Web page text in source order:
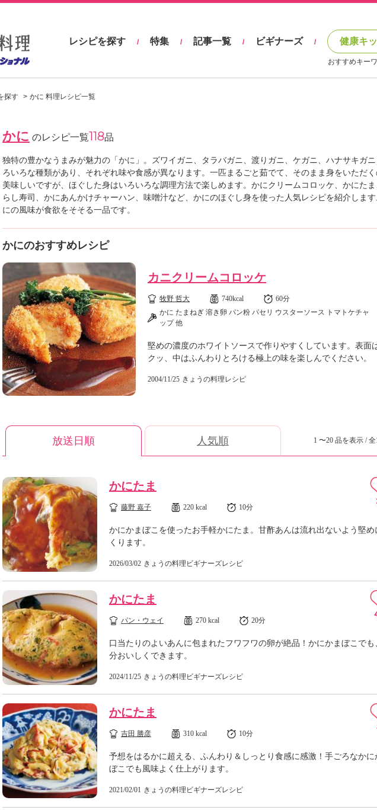
し
シ
を
見
つ
け
よ
N
エ
デ
ュ
ケ
ー
シ
ョ
ナ
ル
「
う
の
料
理
レシピを探す / 特集 / 記事一覧 / ビギナーズ / 健康キ
おすすめキー
探す かに 料理レシピ一覧
かに のレシピ一覧118品
独特の豊かなうまみが魅力の「かに」。ズワイガニ、タラバガニ、渡りガニ、ケガニ、ハナサキガ
ろいろな種類があり、それぞれ味や食感が異なります。一匹まるごと茹でて、そのまま身をいただく
美味しいですが、ほぐした身はいろいろな調理方法で楽しめます。かにクリームコロッケ、かにたま
らし寿司、かにあんかけチャーハン、味噌汁など、かにのほぐし身を使った人気レシピを紹介しま
にの風味が食欲をそそる一品です。
かにのおすすめレシピ
カニクリームコロッケ
牧野 哲大 740kcal
60分
かに たまねぎ 溶き卵 パン粉 パセリ ウスターソース トマトケチャ
ップ 他
堅めの濃度のホワイトソースで作りやすくしています。表面
クッ、中はふんわりとろける極上の味を楽しんでください。
2004/11/25 きょうの料理レシピ
放送日順 人気順 1 〜20 品を表示 / 全
かにたま
藤野 嘉子 220 kcal 10分
かにかまぼこを使ったお手軽かにたま。甘酢あんは流れ出ないよう堅め
くります。
2026/03/02 きょうの料理ビギナーズレシピ
かにたま
パン・ウェイ 270 kcal 20分
口当たりのよいあんに包まれたフワフワの卵が絶品！かにかまぼこでも
分おいしくできます。
2024/11/25 きょうの料理ビギナーズレシピ
かにたま
吉田 勝彦 310 kcal 10分
予想をはるかに超える、ふんわり＆しっとり食感に感激！手ごろなかに
ぼこでも風味よく仕上がります。
2021/02/01 きょうの料理ビギナーズレシピ